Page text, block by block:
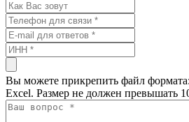
Вы можете прикрепить файл
Excel. Размер не должен превышать